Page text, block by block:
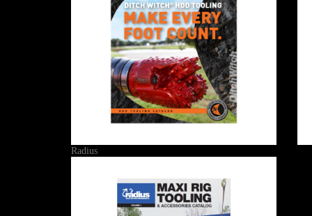
Radius